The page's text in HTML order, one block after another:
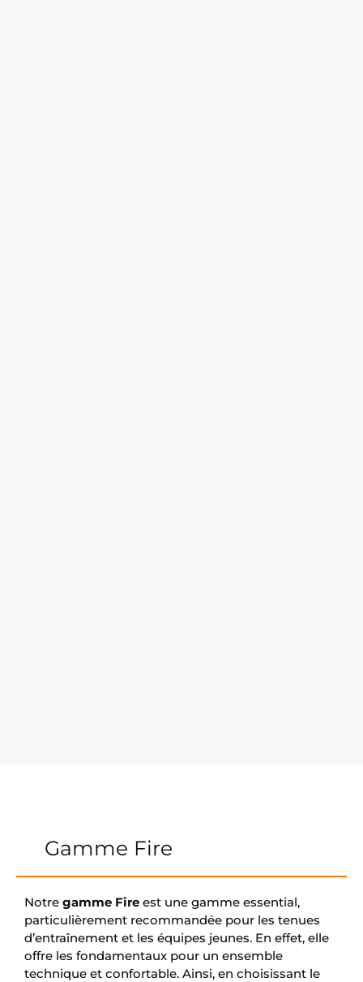
Gamme Fire
Notre gamme Fire est une gamme essential,
particulièrement recommandée pour les tenues
d’entraînement et les équipes jeunes. En effet, elle
offre les fondamentaux pour un ensemble
technique et confortable. Ainsi, en choisissant le